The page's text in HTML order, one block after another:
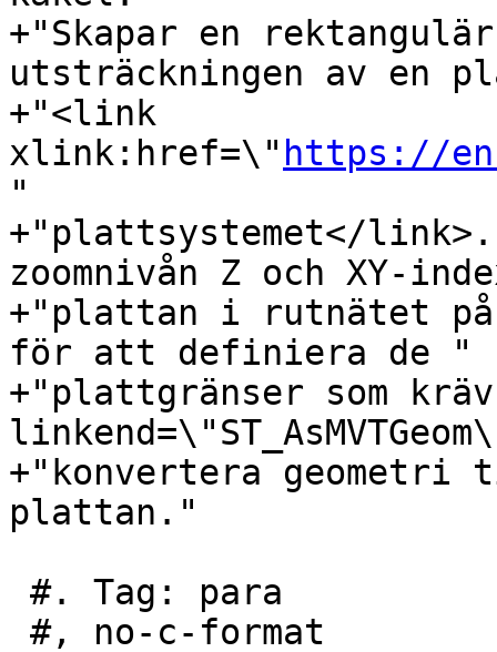
+"Skapar en
utsträckningen av en
+"<link
xlink:href=\" https://
"
+"plattsystemet</
zoomnivån Z och XY-
+"plattan i rutnätet på
för att definiera de "
+"plattgränser som
+"konvertera geometri
plattan."